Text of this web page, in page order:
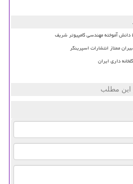
آموخته مهندسی کامپیوتر شریف
ممتاز انتشارات اسپرینگر
داری ایران
این مطلب